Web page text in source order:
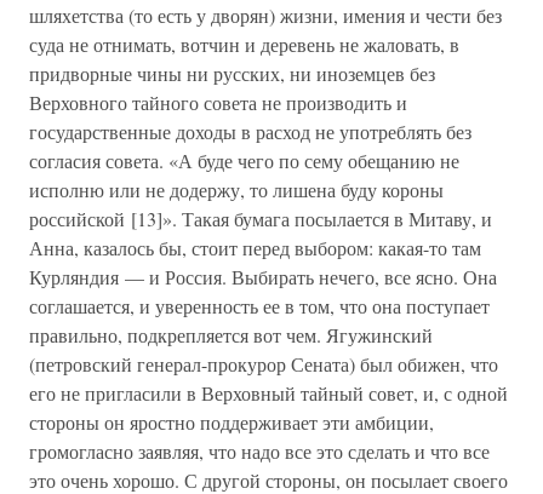
шляхетства (то есть у дворян) жизни, имения и чести без
суда не отнимать, вотчин и деревень не жаловать, в
придворные чины ни русских, ни иноземцев без
Верховного тайного совета не производить и
государственные доходы в расход не употреблять без
согласия совета. «А буде чего по сему обещанию не
исполню или не додержу, то лишена буду короны
российской [13]». Такая бумага посылается в Митаву, и
Анна, казалось бы, стоит перед выбором: какая-то там
Курляндия — и Россия. Выбирать нечего, все ясно. Она
соглашается, и уверенность ее в том, что она поступает
правильно, подкрепляется вот чем. Ягужинский
(петровский генерал-прокурор Сената) был обижен, что
его не пригласили в Верховный тайный совет, и, с одной
стороны он яростно поддерживает эти амбиции,
громогласно заявляя, что надо все это сделать и что все
это очень хорошо. С другой стороны, он посылает своего